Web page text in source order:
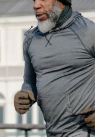
Crossfit
BODY BALANCE